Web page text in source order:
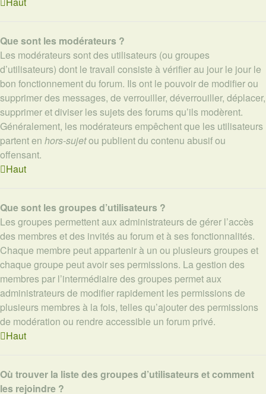
Que sont les modérateurs ?
Les modérateurs sont des utilisateurs (ou groupes
d’utilisateurs) dont le travail consiste à vérifier au jour le jour le
bon fonctionnement du forum. Ils ont le pouvoir de modifier ou
supprimer des messages, de verrouiller, déverrouiller, déplacer,
supprimer et diviser les sujets des forums qu’ils modèrent.
Généralement, les modérateurs empêchent que les utilisateurs
partent en hors-sujetou publient du contenu abusif ou
offensant.
Haut
Que sont les groupes d’utilisateurs ?
Les groupes permettent aux administrateurs de gérer l’accès
des membres et des invités au forum et à ses fonctionnalités.
Chaque membre peut appartenir à un ou plusieurs groupes et
chaque groupe peut avoir ses permissions. La gestion des
membres par l’intermédiaire des groupes permet aux
administrateurs de modifier rapidement les permissions de
plusieurs membres à la fois, telles qu’ajouter des permissions
de modération ou rendre accessible un forum privé.
Haut
Où trouver la liste des groupes d’utilisateurs et comment
les rejoindre ?